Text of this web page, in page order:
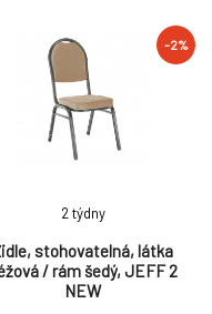
6.88kg
-2%
stohovatelná, látka
/ rám šedý, JEFF 2
NEW
2 týdny